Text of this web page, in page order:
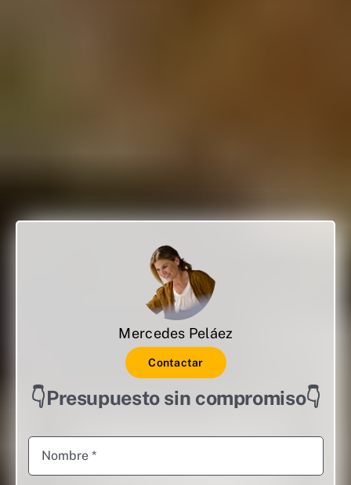
Mercedes Peláez
Contactar
👇Presupuesto sin compromiso👇